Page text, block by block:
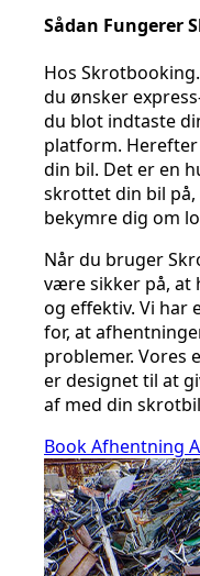
Sådan Fungerer
Hos
du ønsker
du blot indtaste
platform.
din bil. Det er en
skrottet din bil
bekymre dig om
Når du bruger
være sikker på, at
og effektiv. Vi har
for, at
problemer. Vores
er designet til at
af med din
Book Afhentning